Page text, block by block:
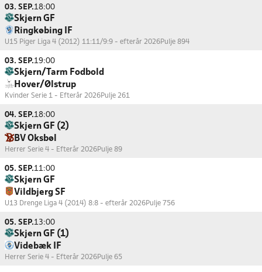
03. SEP.18:00
Skjern GF
Ringkøbing IF
U15 Piger Liga 4 (2012) 11:11/9:9 - efterår 2026Pulje 894
03. SEP.19:00
Skjern/Tarm Fodbold
Hover/Ølstrup
Kvinder Serie 1 - Efterår 2026Pulje 261
04. SEP.18:00
Skjern GF (2)
BV Oksbøl
Herrer Serie 4 - Efterår 2026Pulje 89
05. SEP.11:00
Skjern GF
Vildbjerg SF
U13 Drenge Liga 4 (2014) 8:8 - efterår 2026Pulje 756
05. SEP.13:00
Skjern GF (1)
Videbæk IF
Herrer Serie 4 - Efterår 2026Pulje 65